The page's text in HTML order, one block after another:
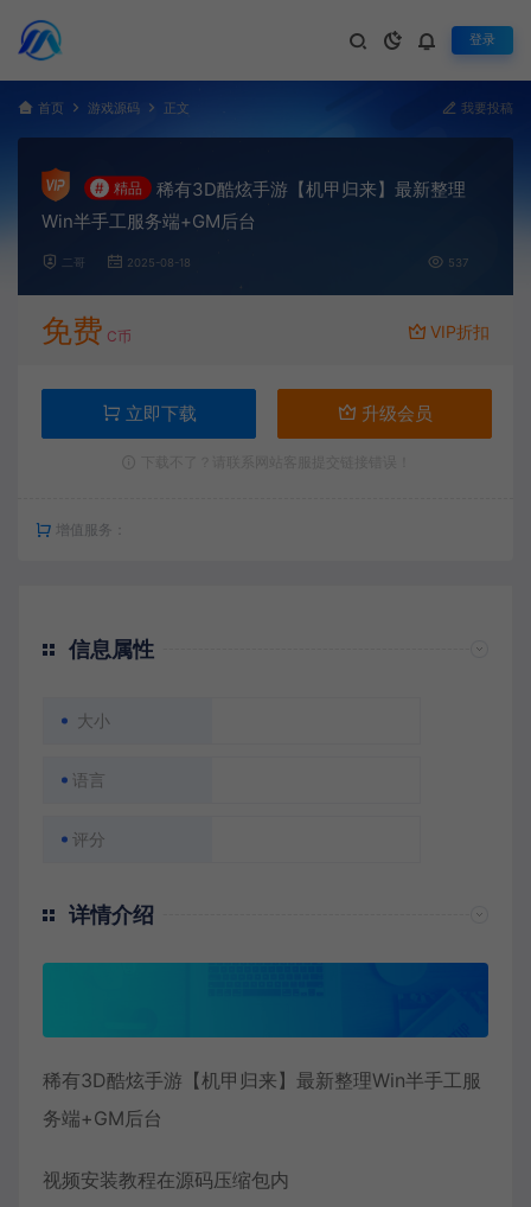
登录
首页 游戏源码 正文 我要投稿
# 精品
稀有3D酷炫手游【机甲归来】最新整理
Win半手工服务端+GM后台
二哥 2025-08-18 537
免费 C币 VIP折扣
立即下载 升级会员
增值服务：
信息属性
大小
语言
评分
详情介绍
稀有3D酷炫手游【机甲归来】最新整理Win半手工服
务端+GM后台
视频安装教程在源码压缩包内